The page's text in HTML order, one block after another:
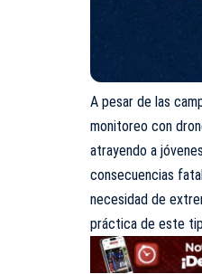
A pesar de las
monitoreo con
atrayendo a
consecuencias
necesidad de
práctica de este